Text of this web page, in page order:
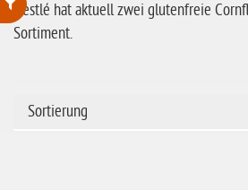
ohne Weizenstärke
ohne Hefe
Nestlé hat aktuell zwei glutenfreie
Sortiment.
Sortierung